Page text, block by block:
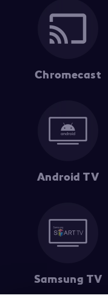
Chromecast
Android TV
Samsung TV